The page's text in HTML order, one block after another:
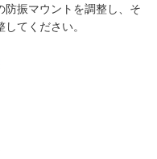
振マウントを調整し、そ
てください。